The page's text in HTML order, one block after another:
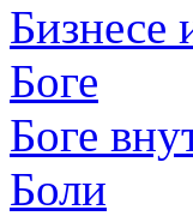
Боге
Боге
Боли